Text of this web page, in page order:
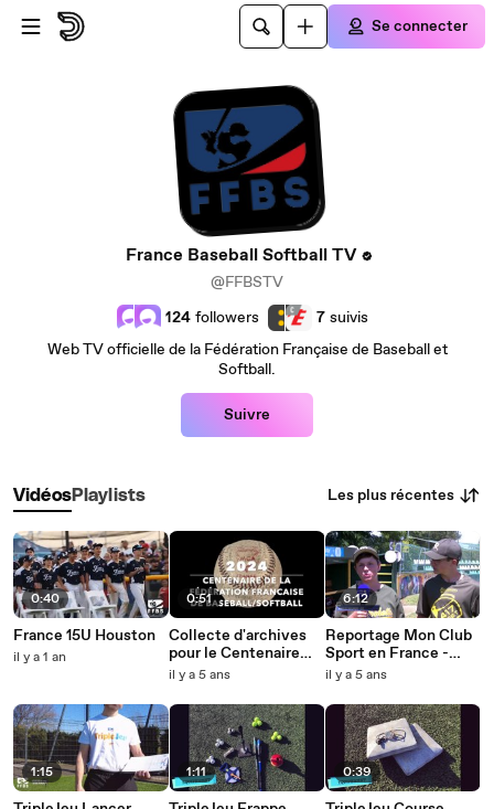
Passer au contenu principal
Se connecter
France Baseball Softball TV
@FFBSTV
124 followers 7 suivis
Web TV officielle de la Fédération Française de Baseball et
Softball.
Suivre
VidéosPlaylists Les plus récentes
0:40
France 15U Houston
il y a 1 an
1:15
0:51
Collecte d'archives
pour le Centenaire
FFBS
il y a 5 ans
1:11
6:12
Reportage Mon Club
Sport en France -
Boucaniers de La
il y a 5 ans
0:39